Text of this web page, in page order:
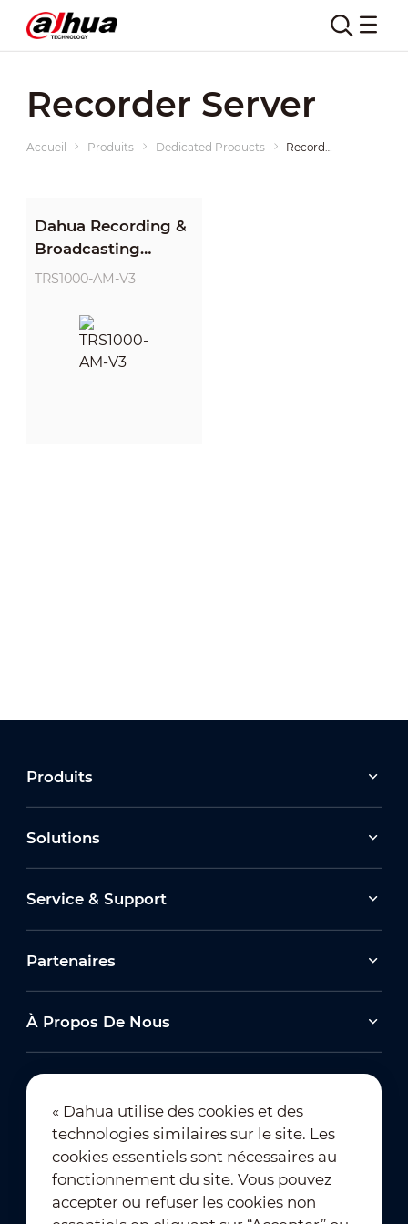
Recorder Server
Accueil Produits Dedicated Products
Dahua Recording &
Broadcasting
Server
TRS1000-AM-V3
Produits
Solutions
Service & Support
Partenaires
À Propos De Nous
Abonnement à la newsletter
« Dahua utilise des cookies et des
technologies similaires sur le site. Les
cookies essentiels sont nécessaires au
fonctionnement du site. Vous pouvez
accepter ou refuser les cookies non